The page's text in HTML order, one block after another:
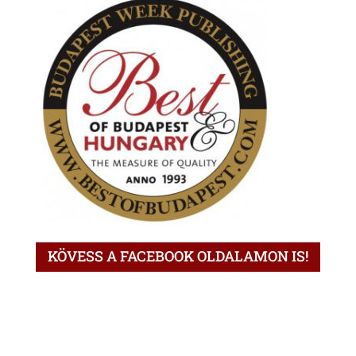
KÖVESS A FACEBOOK OLDALAMON IS!